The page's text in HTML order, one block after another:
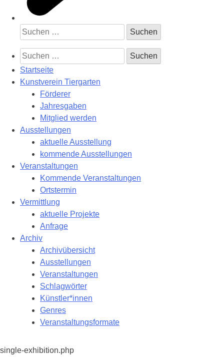
Suchen
nach:
Suchen
nach:
Startseite
Kunstverein Tiergarten
Förderer
Jahresgaben
Mitglied werden
Ausstellungen
aktuelle Ausstellung
kommende Ausstellungen
Veranstaltungen
Kommende Veranstaltungen
Ortstermin
Vermittlung
aktuelle Projekte
Anfrage
Archiv
Archivübersicht
Ausstellungen
Veranstaltungen
Schlagwörter
Künstler*innen
Genres
Veranstaltungsformate
single-exhibition.php